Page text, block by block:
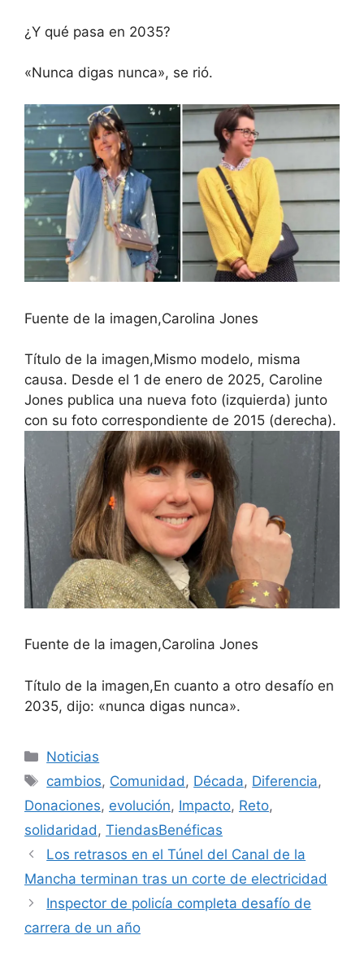
¿Y qué pasa en 2035?
«Nunca digas nunca», se rió.
Fuente de la imagen,Carolina Jones
Título de la imagen,Mismo modelo, misma
causa. Desde el 1 de enero de 2025, Caroline
Jones publica una nueva foto (izquierda) junto
con su foto correspondiente de 2015 (derecha).
Fuente de la imagen,Carolina Jones
Título de la imagen,En cuanto a otro desafío en
2035, dijo: «nunca digas nunca».
Categorías
Noticias
Etiquetas
cambios, Comunidad , Década, Diferencia,
Donaciones, evolución, Impacto, Reto,
solidaridad , TiendasBenéficas
Los retrasos en el Túnel del Canal de la
Mancha terminan tras un corte de electricidad
Inspector de policía completa desafío de
carrera de un año